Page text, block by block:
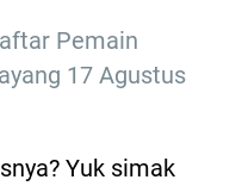
Pemain
17 Agustus
Yuk simak